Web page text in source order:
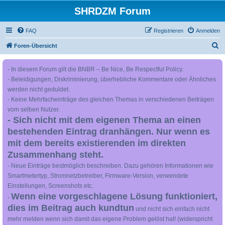
SHRDZM Forum
FAQ Anmelden
Registrieren
Foren-Übersicht
- In diesem Forum gilt die BNBR – Be Nice, Be Respectful Policy.
- Beleidigungen, Diskriminierung, überhebliche Kommentare oder Ähnliches
werden nicht geduldet.
- Keine Mehrfacheinträge des gleichen Themas in verschiedenen Beiträgen
vom selben Nutzer.
- Sich nicht mit dem eigenen Thema an einen
bestehenden Eintrag dranhängen. Nur wenn es
mit dem bereits existierenden im direkten
Zusammenhang steht.
- Neue Einträge bestmöglich beschreiben. Dazu gehören Informationen wie
Smartmetertyp, Stromnetzbetreiber, Firmware-Version, verwendete
Einstellungen, Screenshots etc.
- Wenn eine vorgeschlagene Lösung funktioniert,
dies im Beitrag auch kundtun und nicht sich einfach nicht
mehr melden wenn sich damit das eigene Problem gelöst hat! (widerspricht